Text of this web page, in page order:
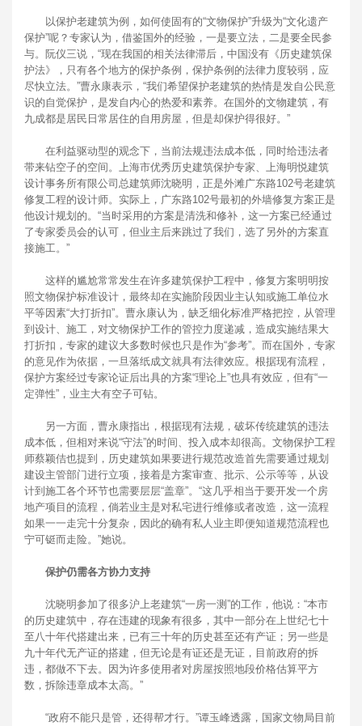
以保护老建筑为例，如何使固有的“文物保护”升级为“文化遗产
保护”呢？专家认为，借鉴国外的经验，一是要立法，二是要全民参
与。阮仪三说，“现在我国的相关法律滞后，中国没有《历史建筑保
护法》，只有各个地方的保护条例，保护条例的法律力度较弱，应
尽快立法。”曹永康表示，“我们希望保护老建筑的热情是发自公民意
识的自觉保护，是发自内心的热爱和素养。在国外的文物建筑，有
九成都是居民日常居住的自用房屋，但是却保护得很好。”
在利益驱动型的观念下，当前法规违法成本低，同时给违法者
带来钻空子的空间。上海市优秀历史建筑保护专家、上海明悦建筑
设计事务所有限公司总建筑师沈晓明，正是外滩广东路102号老建筑
修复工程的设计师。实际上，广东路102号最初的外墙修复方案正是
他设计规划的。“当时采用的方案是清洗和修补，这一方案已经通过
了专家委员会的认可，但业主后来跳过了我们，选了另外的方案直
接施工。”
这样的尴尬常常发生在许多建筑保护工程中，修复方案明明按
照文物保护标准设计，最终却在实施阶段因业主认知或施工单位水
平等因素“大打折扣”。曹永康认为，缺乏细化标准严格把控，从管理
到设计、施工，对文物保护工作的管控力度递减，造成实施结果大
打折扣，专家的建议大多数时候也只是作为“参考”。而在国外，专家
的意见作为依据，一旦落纸成文就具有法律效应。根据现有流程，
保护方案经过专家论证后出具的方案“理论上”也具有效应，但有“一
定弹性”，业主大有空子可钻。
另一方面，曹永康指出，根据现有法规，破坏传统建筑的违法
成本低，但相对来说“守法”的时间、投入成本却很高。文物保护工程
师蔡颖佶也提到，历史建筑如果要进行规范改造首先需要通过规划
建设主管部门进行立项，接着是方案审查、批示、公示等等，从设
计到施工各个环节也需要层层“盖章”。“这几乎相当于要开发一个房
地产项目的流程，倘若业主是对私宅进行维修或者改造，这一流程
如果一一走完十分复杂，因此的确有私人业主即便知道规范流程也
宁可铤而走险。”她说。
保护仍需各方协力支持
沈晓明参加了很多沪上老建筑“一房一测”的工作，他说：“本市
的历史建筑中，存在违建的现象有很多，其中一部分在上世纪七十
至八十年代搭建出来，已有三十年的历史甚至还有产证；另一些是
九十年代无产证的搭建，但无论是有证还是无证，目前政府的拆
违，都做不下去。因为许多使用者对房屋按照地段价格估算平方
数，拆除违章成本太高。”
“政府不能只是管，还得帮才行。”谭玉峰透露，国家文物局目前